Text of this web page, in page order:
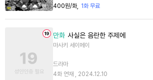
400원/화
1화 무료
만화 사실은 음란한 주제에
마사키 세이메이
드라마
4화 연재 , 2024.12.10